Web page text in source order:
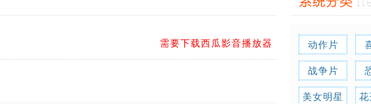
需要下载西瓜影音播放器 动作片
战争片
美女明星 花